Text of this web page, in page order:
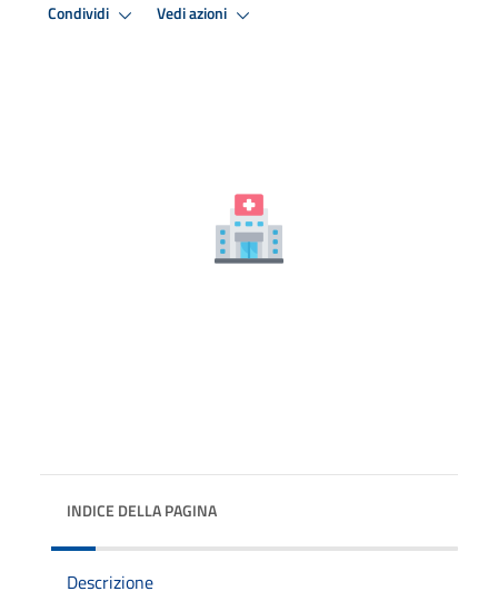
Condividi Vedi azioni
INDICE DELLA PAGINA
Descrizione